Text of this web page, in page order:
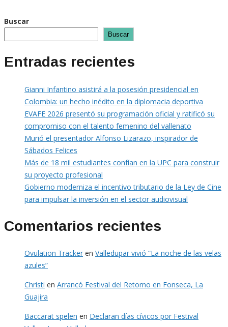
Buscar
Buscar
Entradas recientes
Gianni Infantino asistirá a la posesión presidencial en
Colombia: un hecho inédito en la diplomacia deportiva
EVAFE 2026 presentó su programación oficial y ratificó su
compromiso con el talento femenino del vallenato
Murió el presentador Alfonso Lizarazo, inspirador de
Sábados Felices
Más de 18 mil estudiantes confían en la UPC para construir
su proyecto profesional
Gobierno moderniza el incentivo tributario de la Ley de Cine
para impulsar la inversión en el sector audiovisual
Comentarios recientes
Ovulation Tracker en Valledupar vivió “La noche de las velas
azules”
Christi en Arrancó Festival del Retorno en Fonseca, La
Guajira
Baccarat spelen en Declaran días cívicos por Festival